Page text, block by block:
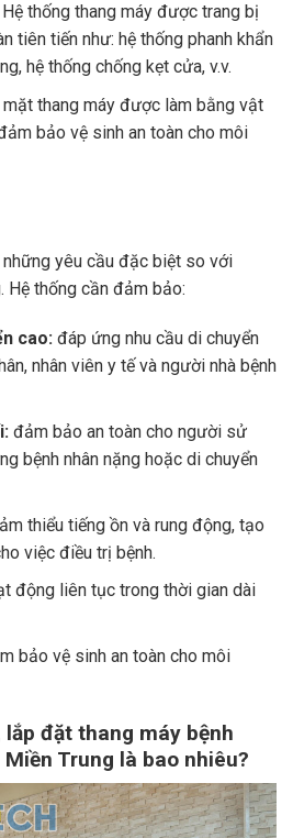
thống thang máy được trang bị
tiên tiến như: hệ thống phanh khẩn
hệ thống chống kẹt cửa, v.v.
thang máy được làm bằng vật
bảo vệ sinh an toàn cho môi
những yêu cầu đặc biệt so với
Hệ thống cần đảm bảo:
cao:đáp ứng nhu cầu di chuyển
nhân viên y tế và người nhà bệnh
đảm bảo an toàn cho người sử
bệnh nhân nặng hoặc di chuyển
thiểu tiếng ồn và rung động, tạo
việc điều trị bệnh.
động liên tục trong thời gian dài
bảo vệ sinh an toàn cho môi
đặt thang máy bệnh
Trung là bao nhiêu?